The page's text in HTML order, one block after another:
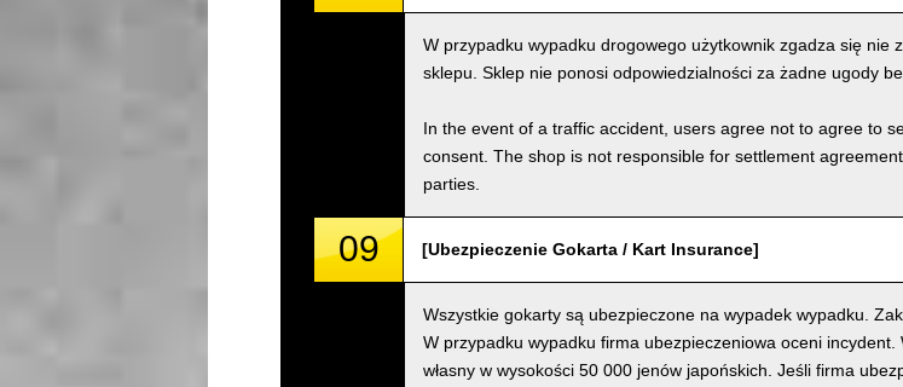
W przypadku wypadku drogowego użytkownik zgadza się nie
sklepu. Sklep nie ponosi odpowiedzialności za żadne ugody
In the event of a traffic accident, users agree not to agree to
consent. The shop is not responsible for settlement
parties.
09 [Ubezpieczenie Gokarta / Kart Insurance]
Wszystkie gokarty są ubezpieczone na wypadek wypadku.
W przypadku wypadku firma ubezpieczeniowa oceni incydent.
własny w wysokości 50 000 jenów japońskich. Jeśli firma